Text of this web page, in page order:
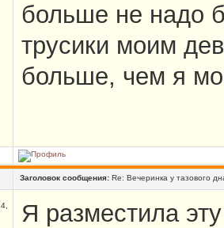
больше не надо
трусики моим
больше, чем я
Заголовок сообщения: Re: Вечеринка у тазового
Я разместила